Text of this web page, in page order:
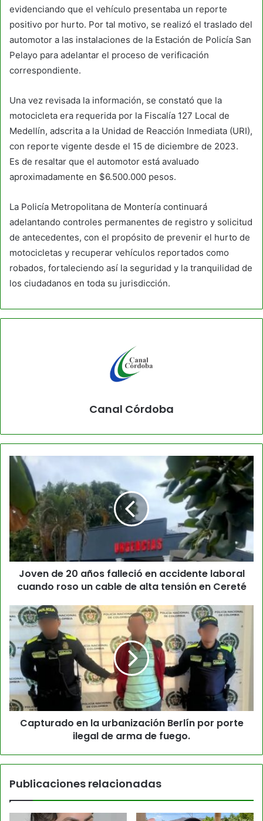
evidenciando que el vehículo presentaba un reporte
positivo por hurto. Por tal motivo, se realizó el traslado del
automotor a las instalaciones de la Estación de Policía San
Pelayo para adelantar el proceso de verificación
correspondiente.
Una vez revisada la información, se constató que la
motocicleta era requerida por la Fiscalía 127 Local de
Medellín, adscrita a la Unidad de Reacción Inmediata (URI),
con reporte vigente desde el 15 de diciembre de 2023.
Es de resaltar que el automotor está avaluado
aproximadamente en $6.500.000 pesos.
La Policía Metropolitana de Montería continuará
adelantando controles permanentes de registro y solicitud
de antecedentes, con el propósito de prevenir el hurto de
motocicletas y recuperar vehículos reportados como
robados, fortaleciendo así la seguridad y la tranquilidad de
los ciudadanos en toda su jurisdicción.
Canal Córdoba
Joven de 20 años falleció en accidente laboral
cuando roso un cable de alta tensión en Cereté
Capturado en la urbanización Berlín por porte
ilegal de arma de fuego.
Publicaciones relacionadas